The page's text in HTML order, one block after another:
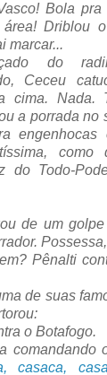
Bola pra
Driblou
marcar...
do
Ceceu
cima. Nada.
a porrada no
engenhocas
como
do Todo-
de um
Pênalti
de suas
o Botafogo.
comandando
casaca,